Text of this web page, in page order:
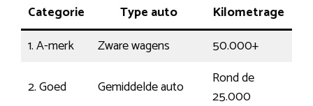
Categorie Type auto Kilometrage
1. A-merk
Zware wagens 50.000+
2. Goed
Gemiddelde auto
Rond de
25.000